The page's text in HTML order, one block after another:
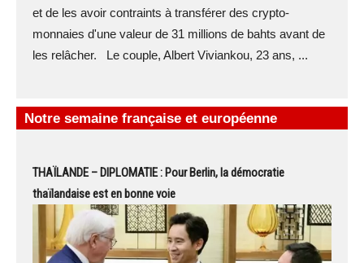
et de les avoir contraints à transférer des crypto-
monnaies d'une valeur de 31 millions de bahts avant de
les relâcher. Le couple, Albert Viviankou, 23 ans, ...
Notre semaine française et européenne
THAÏLANDE – DIPLOMATIE : Pour Berlin, la démocratie
thaïlandaise est en bonne voie